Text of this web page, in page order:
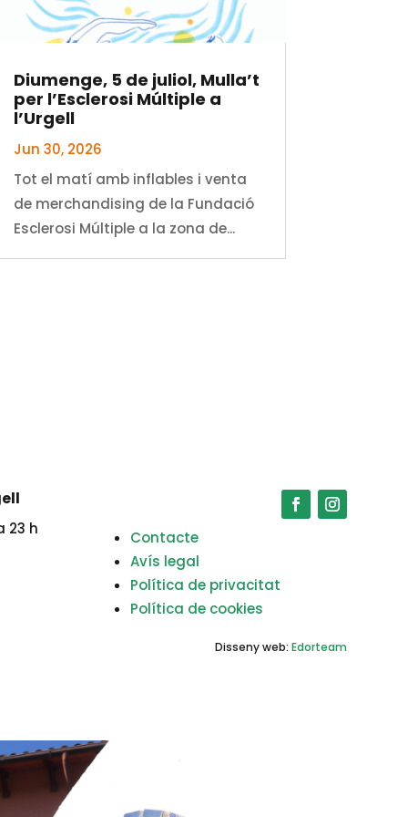
Diumenge, 5 de juliol, Mulla’t
per l’Esclerosi Múltiple a
l’Urgell
Jun 30, 2026
Tot el matí amb inflables i venta
de merchandising de la Fundació
Esclerosi Múltiple a la zona de...
23 h
Contacte
Avís legal
Política de privacitat
Política de cookies
Disseny web: Edorteam